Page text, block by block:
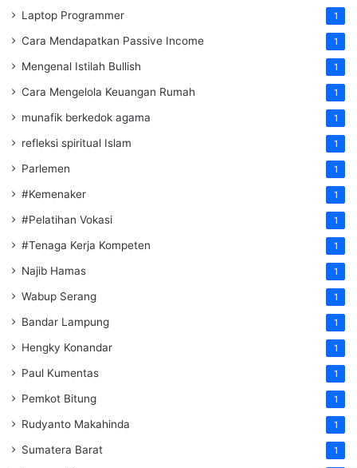
Laptop Programmer 1
Cara Mendapatkan Passive Income 1
Mengenal Istilah Bullish 1
Cara Mengelola Keuangan Rumah 1
munafik berkedok agama 1
refleksi spiritual Islam 1
Parlemen 1
#Kemenaker 1
#Pelatihan Vokasi 1
#Tenaga Kerja Kompeten 1
Najib Hamas 1
Wabup Serang 1
Bandar Lampung 1
Hengky Konandar 1
Paul Kumentas 1
Pemkot Bitung 1
Rudyanto Makahinda 1
Sumatera Barat 1